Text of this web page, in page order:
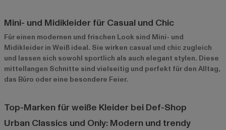
Mini- und Midikleider für Casual und Chic
Für einen modernen und frischen Look sind Mini- und
Midikleider in Weiß ideal. Sie wirken casual und chic zugleich
und lassen sich sowohl sportlich als auch elegant stylen. Diese
mittellangen Schnitte sind vielseitig und perfekt für den Alltag,
das Büro oder eine besondere Feier.
Top-Marken für weiße Kleider bei Def-Shop
Urban Classics und Only: Modern und trendy